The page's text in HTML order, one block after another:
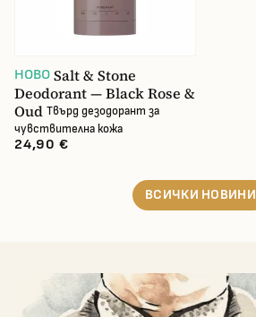
НОВО Salt & Stone
Deodorant — Black Rose &
Oud Твърд дезодорант за
чувствителна кожа
24,90 €
ВСИЧКИ НОВИНИ